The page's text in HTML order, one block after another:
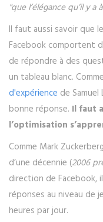
"que l’élégance qu’il y
Il faut aussi savoir que
Facebook comportent
de répondre à des
un tableau blanc.
d'expérience de
bonne réponse. Il faut
l’optimisation
Comme Mark
d’une décennie (2006
direction de Facebook,
réponses au niveau de
heures par jour.